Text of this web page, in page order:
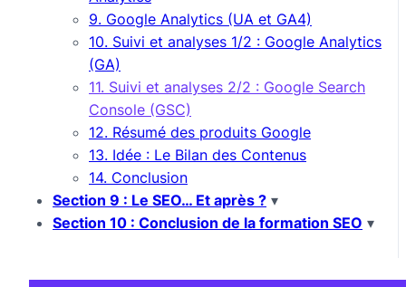
9. Google Analytics (UA et GA4)
10. Suivi et analyses 1/2 : Google Analytics
(GA)
11. Suivi et analyses 2/2 : Google Search
Console (GSC)
12. Résumé des produits Google
13. Idée : Le Bilan des Contenus
14. Conclusion
Section 9 : Le SEO… Et après ? ▾
Section 10 : Conclusion de la formation SEO ▾